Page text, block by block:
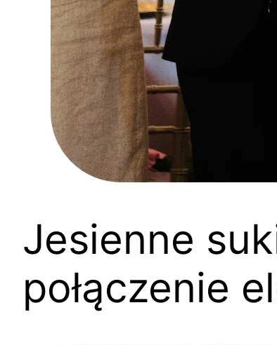
Jesienne
połączenie